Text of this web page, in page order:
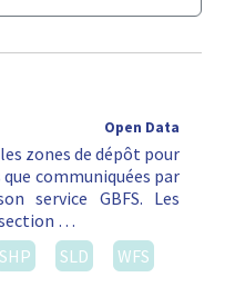
Open Data
zones de dépôt pour
communiquées par
service GBFS. Les
…
SHP SLD
WFS